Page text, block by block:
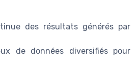
des résultats générés par
de données diversifiés pour